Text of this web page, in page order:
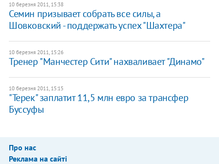
10 березня 2011, 15:38
Семин призывает собрать все силы, а
Шовковский - поддержать успех "Шахтера"
10 березня 2011, 15:26
Тренер "Манчестер Сити" нахваливает "Динамо"
10 березня 2011, 15:15
"Терек" заплатит 11,5 млн евро за трансфер
Буссуфы
Про нас
Реклама на сайті